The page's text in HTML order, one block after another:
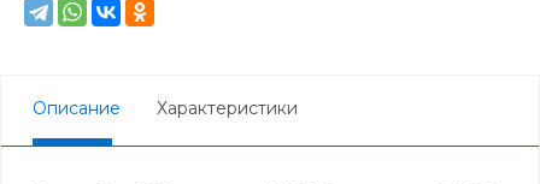
Описание Характеристики